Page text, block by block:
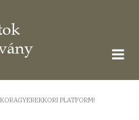
PLATFORM!